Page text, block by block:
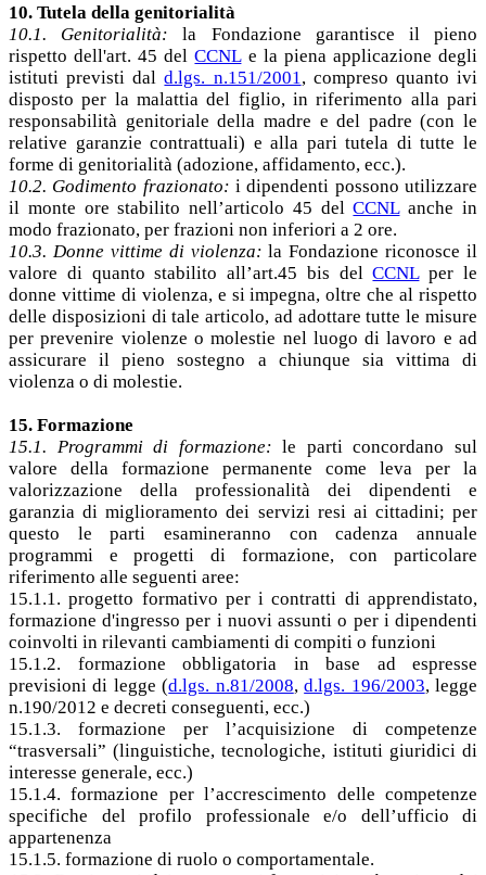
10. Tutela della genitorialità
10.1. Genitorialità: la Fondazione garantisce il pieno
rispetto dell'art. 45 delCCNLe la piena applicazione degli
istituti previsti dald.lgs. n.151/2001 , compreso quanto ivi
disposto per la malattia del figlio, in riferimento alla pari
responsabilità genitoriale della madre e del padre (con le
relative garanzie contrattuali) e alla pari tutela di tutte le
forme di genitorialità (adozione, affidamento, ecc.).
10.2. Godimento frazionato: i dipendenti possono utilizzare
il monte ore stabilito nell’articolo 45 delCCNLanche in
modo frazionato, per frazioni non inferiori a 2 ore.
10.3. Donne vittime di violenza: la Fondazione riconosce il
valore di quanto stabilito all’art.45 bis delCCNLper le
donne vittime di violenza, e si impegna, oltre che al rispetto
delle disposizioni di tale articolo, ad adottare tutte le misure
per prevenire violenze o molestie nel luogo di lavoro e ad
assicurare il pieno sostegno a chiunque sia vittima di
violenza o di molestie.
15. Formazione
15.1. Programmi di formazione: le parti concordano sul
valore della formazione permanente come leva per la
valorizzazione della professionalità dei dipendenti e
garanzia di miglioramento dei servizi resi ai cittadini; per
questo le parti esamineranno con cadenza annuale
programmi e progetti di formazione, con particolare
riferimento alle seguenti aree:
15.1.1. progetto formativo per i contratti di apprendistato,
formazione d'ingresso per i nuovi assunti o per i dipendenti
coinvolti in rilevanti cambiamenti di compiti o funzioni
15.1.2. formazione obbligatoria in base ad espresse
previsioni di legge (d.lgs. n.81/2008,d.lgs. 196/2003, legge
n.190/2012 e decreti conseguenti, ecc.)
15.1.3. formazione per l’acquisizione di competenze
“trasversali” (linguistiche, tecnologiche, istituti giuridici di
interesse generale, ecc.)
15.1.4. formazione per l’accrescimento delle competenze
specifiche del profilo professionale e/o dell’ufficio di
appartenenza
15.1.5. formazione di ruolo o comportamentale.